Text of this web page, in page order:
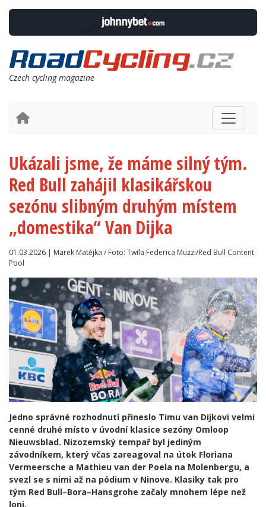
Czech cycling magazine
Ukázali jsme, že máme silný tým.
Red Bull zahájil klasikářskou
sezónu slibným druhým místem
„domestika“ Van Dijka
01.03.2026 | Marek Matějka / Foto: Twila Federica Muzzi/Red Bull Content
Pool
Jedno správné rozhodnutí přineslo Timu van Dijkovi velmi
cenné druhé místo v úvodní klasice sezóny Omloop
Nieuwsblad. Nizozemský tempař byl jediným
závodníkem, který včas zareagoval na útok Floriana
Vermeersche a Mathieu van der Poela na Molenbergu, a
svezl se s nimi až na pódium v Ninove. Klasiky tak pro
tým Red Bull–Bora–Hansgrohe začaly mnohem lépe než
loni.